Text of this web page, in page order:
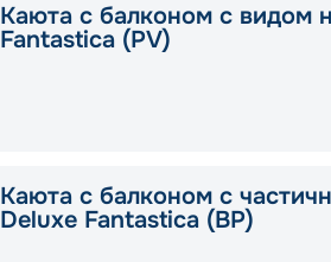
Каюта с балконом с видом
Fantastica (PV)
Каюта с балконом с
Deluxe Fantastica (BP)